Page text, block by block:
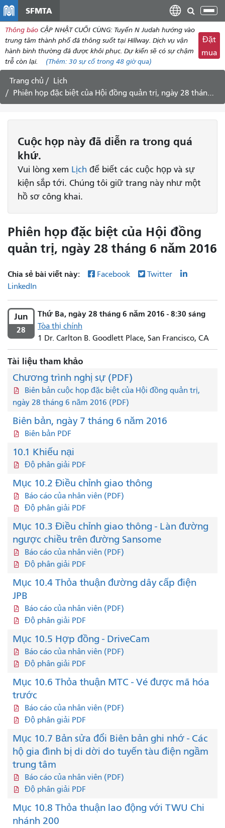
dung
SFMTA
Thông báo CẬP NHẬT CUỐI CÙNG: Tuyến N Judah hướng vào
trung tâm thành phố đã thông suốt tại Hillway. Dịch vụ vận
hành bình thường đã được khôi phục. Dự kiến ​​sẽ có sự chậm
trễ còn lại.
(Thêm: 30 sự cố trong 48 giờ qua)
Đặt
mua
Trang chủ
Lịch
Phiên họp đặc biệt của Hội đồng quản trị, ngày 28 tháng 6 năm 2016
Cuộc họp này đã diễn ra trong quá
khứ.
Vui lòng xem Lịch để biết các cuộc họp và sự
kiện sắp tới. Chúng tôi giữ trang này như một
hồ sơ công khai.
Phiên họp đặc biệt của Hội đồng
quản trị, ngày 28 tháng 6 năm 2016
Chia sẻ bài viết này: Facebook
Twitter
LinkedIn
Jun
28
Thứ Ba, ngày 28 tháng 6 năm 2016 - 8:30 sáng
Tòa thị chính
1 Dr. Carlton B. Goodlett Place, San Francisco, CA
Tài liệu tham khảo
Chương trình nghị sự (PDF)
Biên bản cuộc họp đặc biệt của Hội đồng quản trị,
ngày 28 tháng 6 năm 2016 (PDF)
Biên bản, ngày 7 tháng 6 năm 2016
Biên bản PDF
10.1 Khiếu nại
Độ phân giải PDF
Mục 10.2 Điều chỉnh giao thông
Báo cáo của nhân viên (PDF)
Độ phân giải PDF
Mục 10.3 Điều chỉnh giao thông - Làn đường
ngược chiều trên đường Sansome
Báo cáo của nhân viên (PDF)
Độ phân giải PDF
Mục 10.4 Thỏa thuận đường dây cấp điện
JPB
Báo cáo của nhân viên (PDF)
Độ phân giải PDF
Mục 10.5 Hợp đồng - DriveCam
Báo cáo của nhân viên (PDF)
Độ phân giải PDF
Mục 10.6 Thỏa thuận MTC - Vé được mã hóa
trước
Báo cáo của nhân viên (PDF)
Độ phân giải PDF
Mục 10.7 Bản sửa đổi Biên bản ghi nhớ - Các
hộ gia đình bị di dời do tuyến tàu điện ngầm
trung tâm
Báo cáo của nhân viên (PDF)
Độ phân giải PDF
Mục 10.8 Thỏa thuận lao động với TWU Chi
nhánh 200